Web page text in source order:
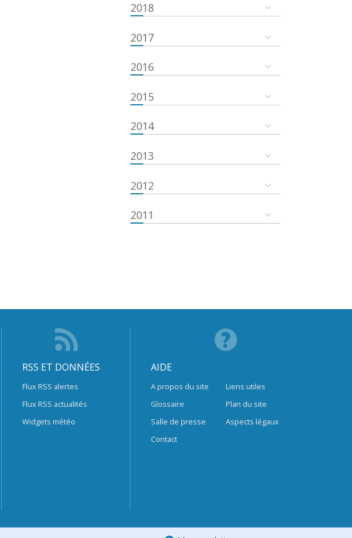
2018
2017
2016
2015
2014
2013
2012
2011
RSS ET DONNÉES
Flux RSS alertes
Flux RSS actualités
Widgets météo
AIDE
A propos du site
Glossaire
Salle de presse
Contact
Liens utiles
Plan du site
Aspects légaux